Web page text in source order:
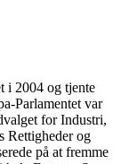
i 2004 og tjente
Parlamentet var
for Industri,
Rettigheder og
på at fremme